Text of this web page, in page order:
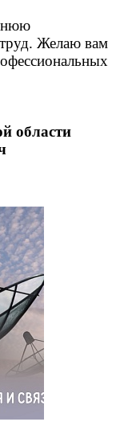
Желаю вам
области